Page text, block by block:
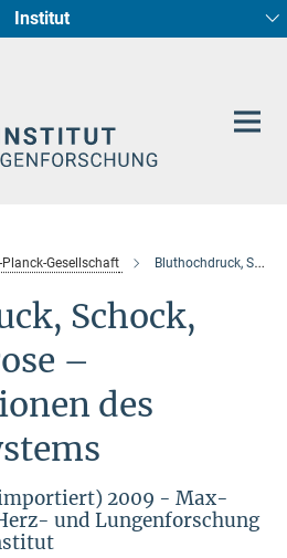
Institut
des Herzens (Abt. I)
(Abt. II)
Entwicklung (Abt. III)
Resilience
des Herzstoffwechsels
Achse
Gesellschaft Bluthochdruck, Schock, Atherosk
Schock,
–
des
2009 - Max-
und Lungenforschung